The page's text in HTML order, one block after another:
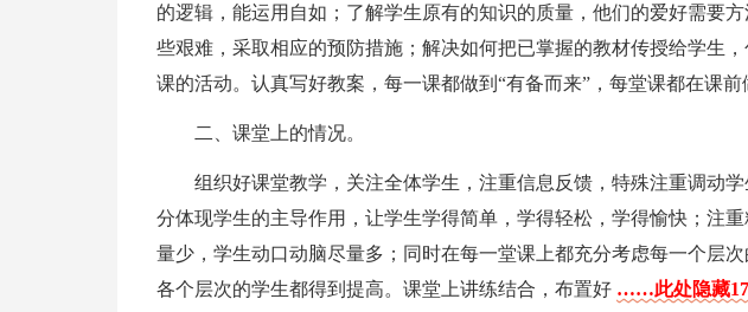
的逻辑，能运用自如；了解学生原有的知识的质量，他们的爱好需要
些艰难，采取相应的预防措施；解决如何把已掌握的教材传授给学生
课的活动。认真写好教案，每一课都做到“有备而来”，每堂课都在课前
二、课堂上的情况。
组织好课堂教学，关注全体学生，注重信息反馈，特殊注重调动
分体现学生的主导作用，让学生学得简单，学得轻松，学得愉快；注
量少，学生动口动脑尽量多；同时在每一堂课上都充分考虑每一个层
各个层次的学生都得到提高。课堂上讲练结合，布置好 ……此处隐藏